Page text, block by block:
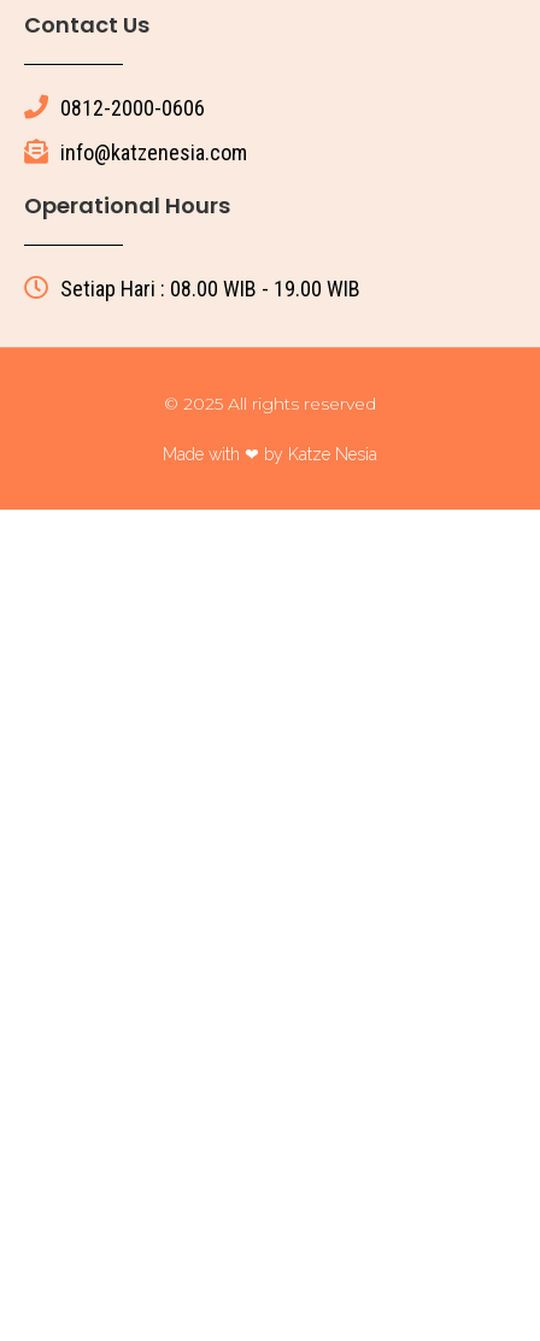
Contact Us
0812-2000-0606
info@katzenesia.com
Operational Hours
Setiap Hari : 08.00 WIB - 19.00 WIB
© 2025 All rights reserved
Made with ❤ by Katze Nesia